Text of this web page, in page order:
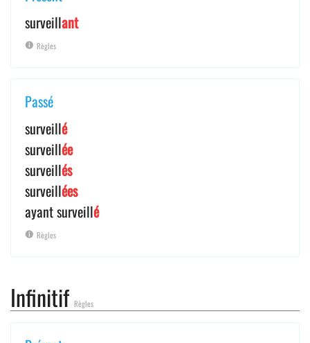
surveillant
Règles
Passé
surveillé
surveillée
surveillés
surveillées
ayant surveillé
Règles
Infinitif Règles